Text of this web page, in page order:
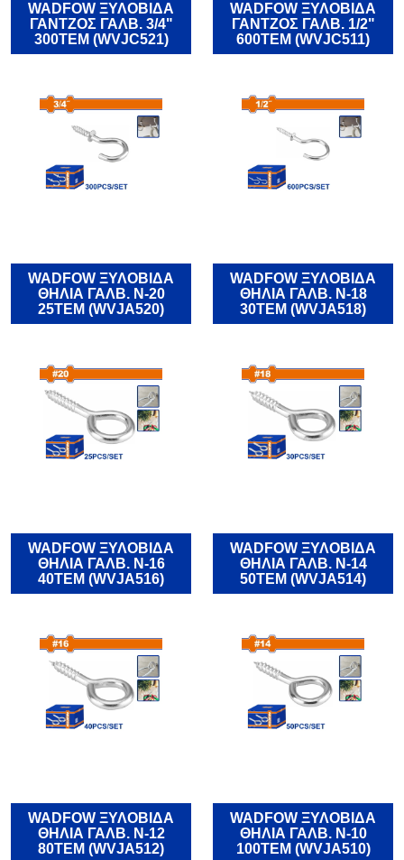
WADFOW ΞΥΛΟΒΙΔΑ
ΓΑΝΤΖΟΣ ΓΑΛΒ. 3/4"
300TEM (WVJC521)
WADFOW ΞΥΛΟΒΙΔΑ
ΓΑΝΤΖΟΣ ΓΑΛΒ. 1/2"
600TEM (WVJC511)
WADFOW ΞΥΛΟΒΙΔΑ
ΘΗΛΙΑ ΓΑΛΒ. Ν-20
25TEM (WVJA520)
WADFOW ΞΥΛΟΒΙΔΑ
ΘΗΛΙΑ ΓΑΛΒ. Ν-18
30TEM (WVJA518)
WADFOW ΞΥΛΟΒΙΔΑ
ΘΗΛΙΑ ΓΑΛΒ. Ν-16
40TEM (WVJA516)
WADFOW ΞΥΛΟΒΙΔΑ
ΘΗΛΙΑ ΓΑΛΒ. Ν-14
50TEM (WVJA514)
WADFOW ΞΥΛΟΒΙΔΑ
ΘΗΛΙΑ ΓΑΛΒ. Ν-12
80TEM (WVJA512)
WADFOW ΞΥΛΟΒΙΔΑ
ΘΗΛΙΑ ΓΑΛΒ. Ν-10
100TEM (WVJA510)